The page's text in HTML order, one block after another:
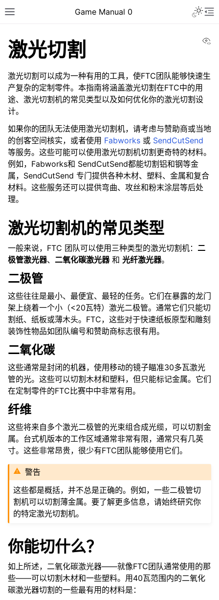
Toggle site navigation sidebar
Game Manual 0
navigation of 组建一个团队
navigation of 硬件组件
navigation of 定制制造
navigation of 常见机械结构
navigation of 电子和运动部件
navigation of 软件
navigation of 奖项设置
navigation of 附录
navigation of 贡献者指南
激光切割
激光切割可以成为一种有用的工具，使FTC团队能够快速生
产复杂的定制零件。本指南将涵盖激光切割在FTC中的用
途、激光切割机的常见类型以及如何优化你的激光切割设
计。
如果你的团队无法使用激光切割机，请考虑与赞助商或当地
的创客空间核实，或者使用 Fabworks 或 SendCutSend
等服务。这些可能可以使用激光切割机切割更奇特的材料。
例如，Fabworks和 SendCutSend都能切割铝和钢等金
属，SendCutSend 专门提供各种木材、塑料、金属和复合
材料。这些服务还可以提供弯曲、攻丝和粉末涂层等后处
理。
激光切割机的常见类型
一般来说，FTC 团队可以使用三种类型的激光切割机： 二
极管激光器、 二氧化碳激光器和 光纤激光器。
二极管
这些往往是最小、最便宜、最轻的任务。它们在暴露的龙门
架上绕着一个小（<20瓦特）激光二极管。通常它们只能切
割纸、纸板或薄木头。FTC，这些对于快速纸板原型和雕刻
装饰性物品如团队编号和赞助商标志很有用。
二氧化碳
这些通常是封闭的机器，使用移动的镜子瞄准30多瓦激光
管的光。这些可以切割木材和塑料，但只能标记金属。它们
在定制零件的FTC比赛中中非常有用。
纤维
这些将来自多个激光二极管的光束组合成光缆，可以切割金
属。台式机版本的工作区域通常非常有限，通常只有几英
寸。这些非常昂贵，很少有FTC团队能够使用它们。
警告
这些都是概括，并不总是正确的。例如，一些二极管切
割机可以切割薄金属。要了解更多信息，请始终研究你
的特定激光切割机。
你能切什么？
如上所述，二氧化碳激光器——就像FTC团队通常使用的那
些——可以切割木材和一些塑料。用40瓦范围内的二氧化
碳激光器切割的一些最有用的材料是：